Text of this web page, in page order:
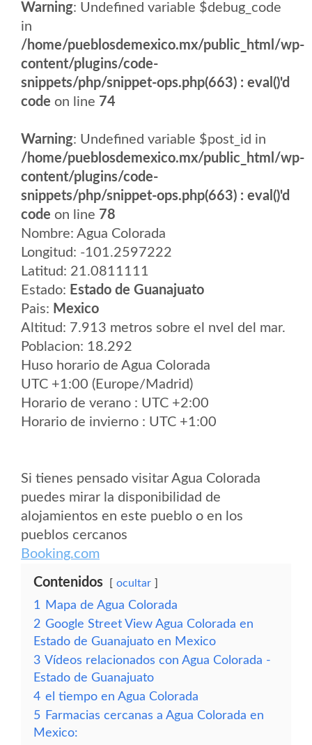
Warning: Undefined variable $debug_code
in
/home/pueblosdemexico.mx/public_html/wp-
content/plugins/code-
snippets/php/snippet-ops.php(663) : eval()'d
code on line 74
Warning: Undefined variable $post_id in
/home/pueblosdemexico.mx/public_html/wp-
content/plugins/code-
snippets/php/snippet-ops.php(663) : eval()'d
code on line 78
Nombre: Agua Colorada
Longitud: -101.2597222
Latitud: 21.0811111
Estado: Estado de Guanajuato
Pais: Mexico
Altitud: 7.913 metros sobre el nvel del mar.
Poblacion: 18.292
Huso horario de Agua Colorada
UTC +1:00 (Europe/Madrid)
Horario de verano : UTC +2:00
Horario de invierno : UTC +1:00
Si tienes pensado visitar Agua Colorada
puedes mirar la disponibilidad de
alojamientos en este pueblo o en los
pueblos cercanos
Booking.com
Contenidos ocultar
1
Mapa de Agua Colorada
2 Google Street View Agua Colorada en
Estado de Guanajuato en Mexico
3 Vídeos relacionados con Agua Colorada -
Estado de Guanajuato
4 el tiempo en Agua Colorada
5 Farmacias cercanas a Agua Colorada en
Mexico: